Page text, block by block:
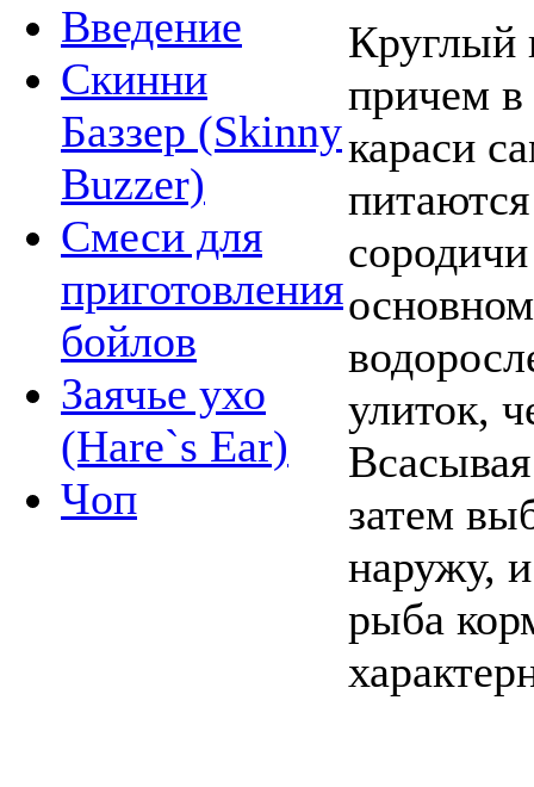
Введение
Скинни
Баззер (Skinny
Buzzer)
Смеси для
приготовления
бойлов
Заячье ухо
(Hare`s Ear)
Чоп
Круглый
причем в
караси
улиток,
затем
наружу,
рыба